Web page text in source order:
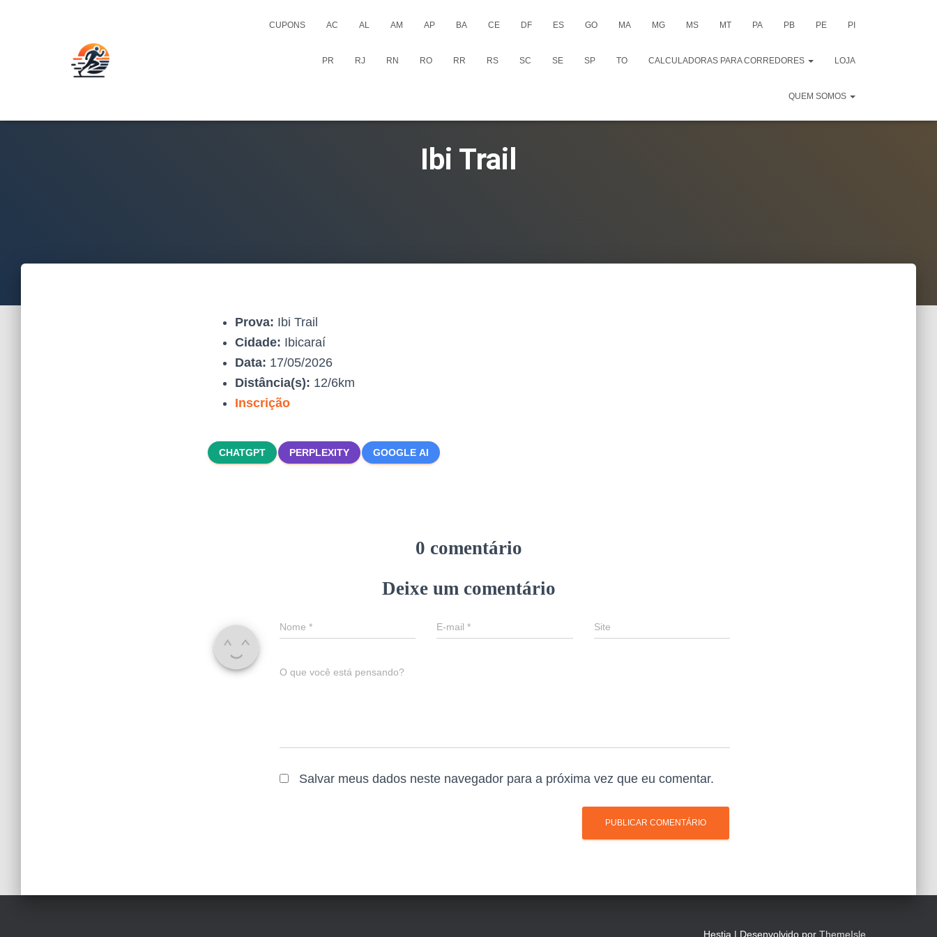
CUPONS AC AL AM AP BA CE DF ES GO MA MG MS MT PA PB PE PI
PR RJ RN RO RR RS SC SE SP TO CALCULADORAS PARA CORREDORES LOJA
QUEM SOMOS
Ibi Trail
Prova: Ibi Trail
Cidade: Ibicaraí
Data: 17/05/2026
Distância(s): 12/6km
Inscrição
CHATGPT PERPLEXITY GOOGLE AI
0 comentário
Deixe um comentário
Nome * E-mail* Site
O que você está pensando?
Salvar meus dados neste navegador para a próxima vez que eu comentar.
Hestia | Desenvolvido por ThemeIsle